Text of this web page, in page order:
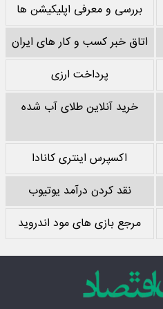
بررسی و معرفی اپلیکیشن ها
اتاق خبر کسب و کار های ایران
پرداخت ارزی
خرید آنلاین طلای آب شده
اکسپرس اینتری کانادا
نقد کردن درآمد یوتیوب
مرجع بازی های مود اندروید